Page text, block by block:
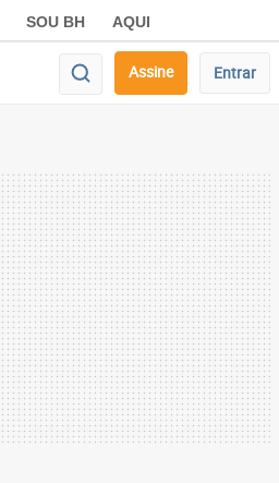
SOU BH AQUI
Assine Entrar